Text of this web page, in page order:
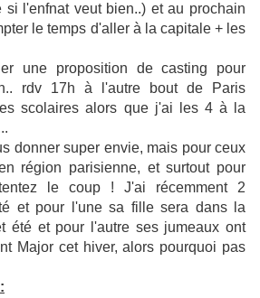
si l'enfnat veut bien..) et au prochain
le temps d'aller à la capitale + les
une proposition de casting pour
rdv 17h à l'autre bout de Paris
scolaires alors que j'ai les 4 à la
donner super envie, mais pour ceux
région parisienne, et surtout pour
le coup ! J'ai récemment 2
et pour l'une sa fille sera dans la
été et pour l'autre ses jumeaux ont
Major cet hiver, alors pourquoi pas